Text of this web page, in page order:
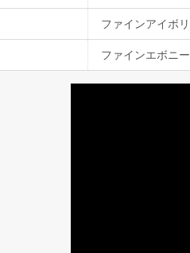
ファインアイボ
ファインエボニー